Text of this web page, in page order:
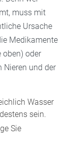
Gerade
werden.
–
unter
das Risiko
potenziell
muss mit
Ursache
Medikamente
oben) oder
Nieren und der
Wasser
sein.
Sie